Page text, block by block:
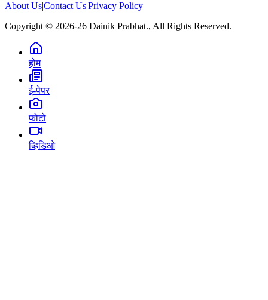
About Us|Contact Us|Privacy Policy
Copyright © 2026-26 Dainik Prabhat., All Rights Reserved.
होम
ई-पेपर
फोटो
व्हिडिओ